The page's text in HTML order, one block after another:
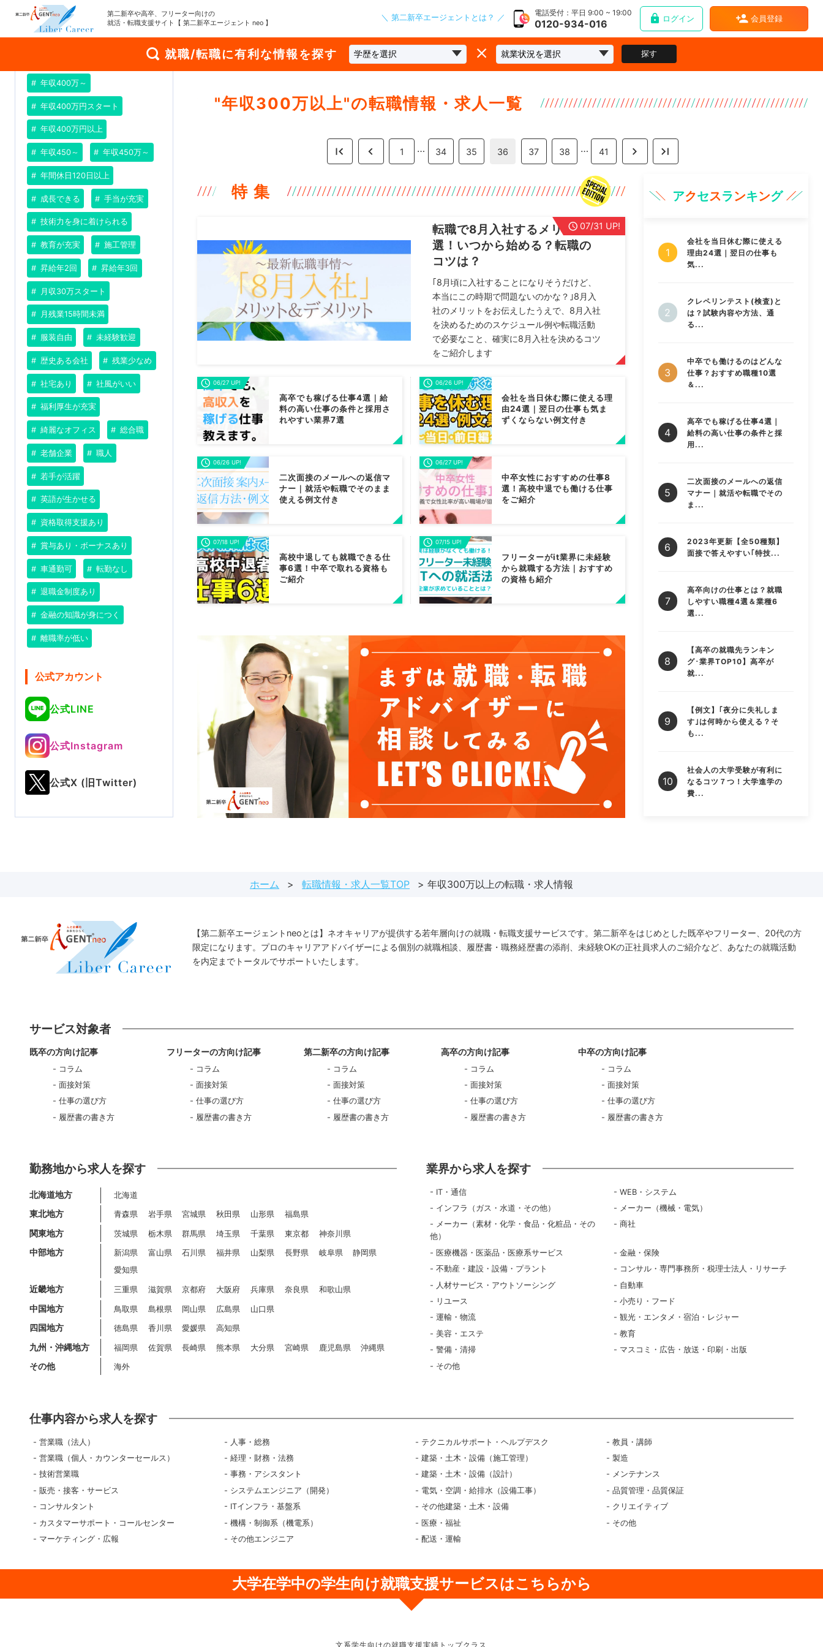
第二新卒や高卒、フリーター向けの
就活・転職支援サイト【 第二新卒エージェント neo 】
＼ 第二新卒エージェントとは？ ／ 電話受付：平日 9:00 ~ 19:00
0120-934-016 ログイン 会員登録
就職/転職に有利な情報を探す 探す
完全週休2日制 専門商社
専門職 就業経験不問
年収400万～
年収400万円スタート
年収400万円以上
年収450～ 年収450万～
年間休日120日以上
成長できる 手当が充実
技術力を身に着けられる
教育が充実 施工管理
昇給年2回 昇給年3回
月収30万スタート
月残業15時間未満
服装自由 未経験歓迎
歴史ある会社 残業少なめ
社宅あり 社風がいい
福利厚生が充実
綺麗なオフィス 総合職
老舗企業 職人
若手が活躍
英語が生かせる
資格取得支援あり
賞与あり・ボーナスあり
車通勤可 転勤なし
退職金制度あり
金融の知識が身につく
離職率が低い
公式アカウント
公式LINE
公式Instagram
公式X (旧Twitter)
"年収300万以上"の転職情報・求人一覧
1 … 34 35 36 37 38 … 41
特 集
転職で8月入社するメリット3
選！いつから始める？転職の
コツは？
｢8月頃に入社することになりそうだけど、
本当にこの時期で問題ないのかな？｣8月入
社のメリットをお伝えしたうえで、8月入社
を決めるためのスケジュール例や転職活動
で必要なこと、確実に8月入社を決めるコツ
をご紹介します
07/31 UP!
高卒でも稼げる仕事4選｜給
料の高い仕事の条件と採用さ
れやすい業界7選
06/27 UP!
会社を当日休む際に使える理
由24選｜翌日の仕事も気ま
ずくならない例文付き
06/26 UP!
二次面接のメールへの返信マ
ナー｜就活や転職でそのまま
使える例文付き
06/26 UP!
中卒女性におすすめの仕事8
選！高校中退でも働ける仕事
をご紹介
06/27 UP!
高校中退しても就職できる仕
事6選！中卒で取れる資格も
ご紹介
07/18 UP!
フリーターがit業界に未経験
から就職する方法｜おすすめ
の資格も紹介
07/15 UP!
アクセスランキング
会社を当日休む際に使える
理由24選｜翌日の仕事も
気...
クレペリンテスト(検査)と
は？試験内容や方法、通
る...
中卒でも働けるのはどんな
仕事？おすすめ職種10選
＆...
高卒でも稼げる仕事4選｜
給料の高い仕事の条件と採
用...
二次面接のメールへの返信
マナー｜就活や転職でその
ま...
2023年更新【全50種類】
面接で答えやすい｢特技...
高卒向けの仕事とは？就職
しやすい職種4選＆業種6
選...
【高卒の就職先ランキン
グ･業界TOP10】高卒が
就...
【例文】｢夜分に失礼しま
す｣は何時から使える？そ
も...
社会人の大学受験が有利に
なるコツ７つ！大学進学の
費...
ホーム 転職情報・求人一覧TOP 年収300万以上の転職・求人情報
【第二新卒エージェントneoとは】ネオキャリアが提供する若年層向けの就職・転職支援サービスです。第二新卒をはじめとした既卒やフリーター、20代の方
限定になります。プロのキャリアアドバイザーによる個別の就職相談、履歴書・職務経歴書の添削、未経験OKの正社員求人のご紹介など、あなたの就職活動
を内定までトータルでサポートいたします。
サービス対象者
既卒の方向け記事
コラム
面接対策
仕事の選び方
履歴書の書き方
フリーターの方向け記事
コラム
面接対策
仕事の選び方
履歴書の書き方
第二新卒の方向け記事
コラム
面接対策
仕事の選び方
履歴書の書き方
高卒の方向け記事
コラム
面接対策
仕事の選び方
履歴書の書き方
中卒の方向け記事
コラム
面接対策
仕事の選び方
履歴書の書き方
勤務地から求人を探す
北海道地方 北海道
東北地方 青森県 岩手県 宮城県 秋田県 山形県 福島県
関東地方 茨城県 栃木県 群馬県 埼玉県 千葉県 東京都 神奈川県
中部地方 新潟県 富山県 石川県 福井県 山梨県 長野県 岐阜県
静岡県
愛知県
近畿地方 三重県 滋賀県 京都府 大阪府 兵庫県 奈良県 和歌山県
中国地方 鳥取県 島根県 岡山県 広島県 山口県
四国地方 徳島県 香川県 愛媛県 高知県
九州・沖縄地方 福岡県 佐賀県 長崎県 熊本県 大分県 宮崎県 鹿児島県 沖縄県
その他 海外
業界から求人を探す
IT・通信
WEB・システム
インフラ（ガス・水道・その他）
メーカー（機械・電気）
メーカー（素材・化学・食品・化粧品・その
他）
商社
医療機器・医薬品・医療系サービス
金融・保険
不動産・建設・設備・プラント
コンサル・専門事務所・税理士法人・リサーチ
人材サービス・アウトソーシング
自動車
リユース
小売り・フード
運輸・物流
観光・エンタメ・宿泊・レジャー
美容・エステ
教育
警備・清掃
マスコミ・広告・放送・印刷・出版
その他
仕事内容から求人を探す
営業職（法人）
営業職（個人・カウンターセールス）
技術営業職
販売・接客・サービス
コンサルタント
カスタマーサポート・コールセンター
マーケティング・広報
人事・総務
経理・財務・法務
事務・アシスタント
システムエンジニア（開発）
ITインフラ・基盤系
機構・制御系（機電系）
その他エンジニア
テクニカルサポート・ヘルプデスク
建築・土木・設備（施工管理）
建築・土木・設備（設計）
電気・空調・給排水（設備工事）
その他建築・土木・設備
医療・福祉
配送・運輸
教員・講師
製造
メンテナンス
品質管理・品質保証
クリエイティブ
その他
大学在学中の学生向け就職支援サービスはこちらから
文系学生向けの就職支援実績トップクラス